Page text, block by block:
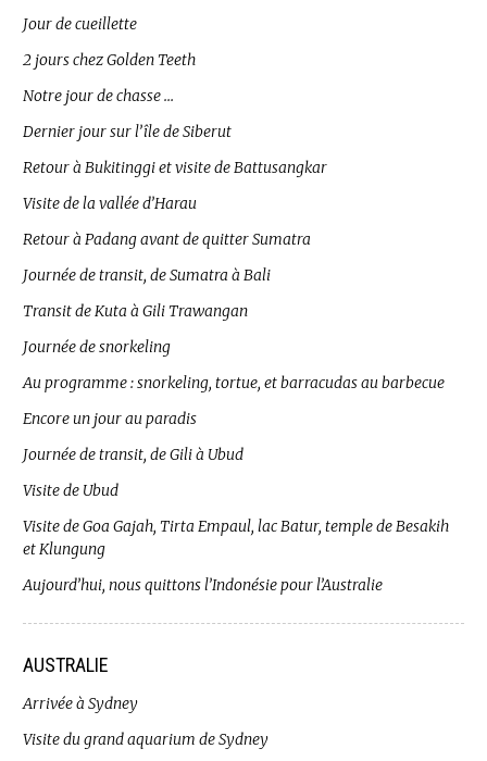
Jour de cueillette
2 jours chez Golden Teeth
Notre jour de chasse …
Dernier jour sur l’île de Siberut
Retour à Bukitinggi et visite de Battusangkar
Visite de la vallée d’Harau
Retour à Padang avant de quitter Sumatra
Journée de transit, de Sumatra à Bali
Transit de Kuta à Gili Trawangan
Journée de snorkeling
Au programme : snorkeling, tortue, et barracudas au barbecue
Encore un jour au paradis
Journée de transit, de Gili à Ubud
Visite de Ubud
Visite de Goa Gajah, Tirta Empaul, lac Batur, temple de Besakih
et Klungung
Aujourd’hui, nous quittons l’Indonésie pour l’Australie
AUSTRALIE
Arrivée à Sydney
Visite du grand aquarium de Sydney